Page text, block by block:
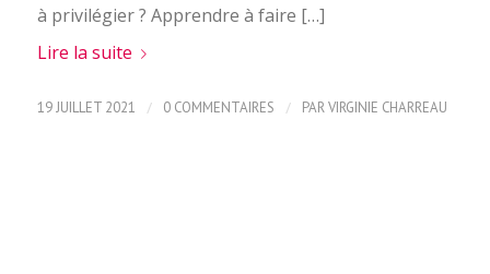
à privilégier ? Apprendre à faire […]
Lire la suite
19 JUILLET 2021 / 0 COMMENTAIRES / PARVIRGINIE CHARREAU